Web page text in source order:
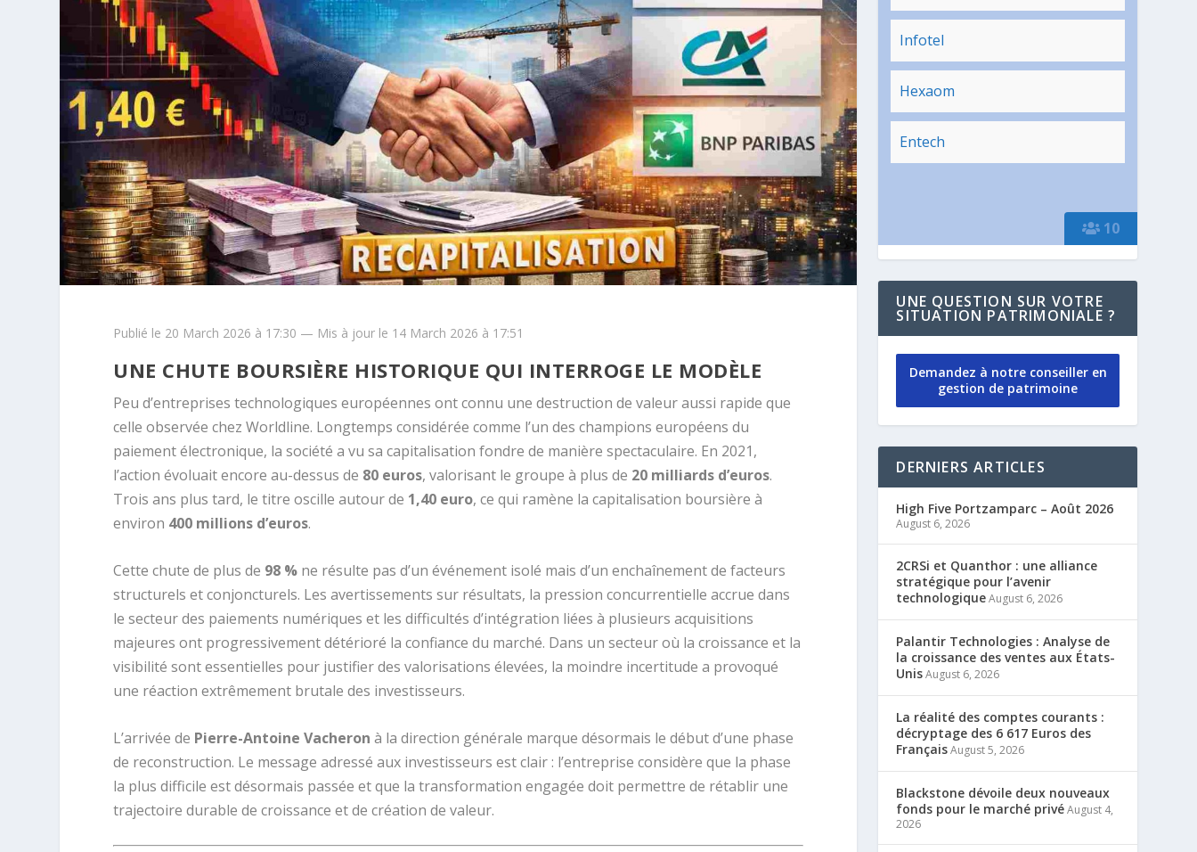
Publié le 20 March 2026 à 17:30 — Mis à jour le 14 March 2026 à 17:51
UNE CHUTE BOURSIÈRE HISTORIQUE QUI INTERROGE LE MODÈLE
Peu d’entreprises technologiques européennes ont connu une destruction de valeur aussi rapide que
celle observée chez Worldline. Longtemps considérée comme l’un des champions européens du
paiement électronique, la société a vu sa capitalisation fondre de manière spectaculaire. En 2021,
l’action évoluait encore au-dessus de 80 euros, valorisant le groupe à plus de 20 milliards d’euros.
Trois ans plus tard, le titre oscille autour de 1,40 euro, ce qui ramène la capitalisation boursière à
environ 400 millions d’euros.
Cette chute de plus de 98 % ne résulte pas d’un événement isolé mais d’un enchaînement de facteurs
structurels et conjoncturels. Les avertissements sur résultats, la pression concurrentielle accrue dans
le secteur des paiements numériques et les difficultés d’intégration liées à plusieurs acquisitions
majeures ont progressivement détérioré la confiance du marché. Dans un secteur où la croissance et la
visibilité sont essentielles pour justifier des valorisations élevées, la moindre incertitude a provoqué
une réaction extrêmement brutale des investisseurs.
L’arrivée de Pierre-Antoine Vacheron à la direction générale marque désormais le début d’une phase
de reconstruction. Le message adressé aux investisseurs est clair : l’entreprise considère que la phase
la plus difficile est désormais passée et que la transformation engagée doit permettre de rétablir une
trajectoire durable de croissance et de création de valeur.
10
Infotel
Hexaom
Entech
UNE QUESTION SUR VOTRE
SITUATION PATRIMONIALE ?
Demandez à notre conseiller en
gestion de patrimoine
DERNIERS ARTICLES
High Five Portzamparc – Août 2026
August 6, 2026
2CRSi et Quanthor : une alliance
stratégique pour l’avenir
technologiqueAugust 6, 2026
Palantir Technologies : Analyse de
la croissance des ventes aux États-
UnisAugust 6, 2026
La réalité des comptes courants :
décryptage des 6 617 Euros des
FrançaisAugust 5, 2026
Blackstone dévoile deux nouveaux
fonds pour le marché privéAugust 4,
2026